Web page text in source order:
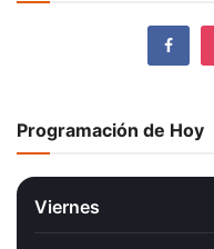
Programación de Hoy
Viernes